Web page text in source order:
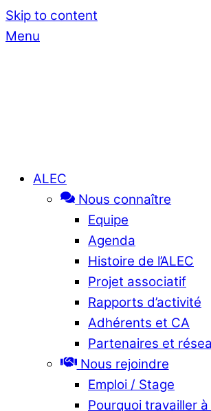
Skip to content
Menu
ALEC
Nous connaître
Equipe
Agenda
Histoire de l’ALEC
Projet associatif
Rapports d’activité
Adhérents et CA
Partenaires et
Nous rejoindre
Emploi / Stage
Pourquoi travailler à